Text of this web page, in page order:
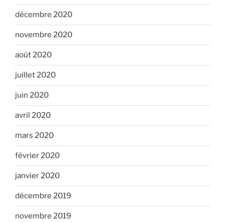
décembre 2020
novembre 2020
août 2020
juillet 2020
juin 2020
avril 2020
mars 2020
février 2020
janvier 2020
décembre 2019
novembre 2019